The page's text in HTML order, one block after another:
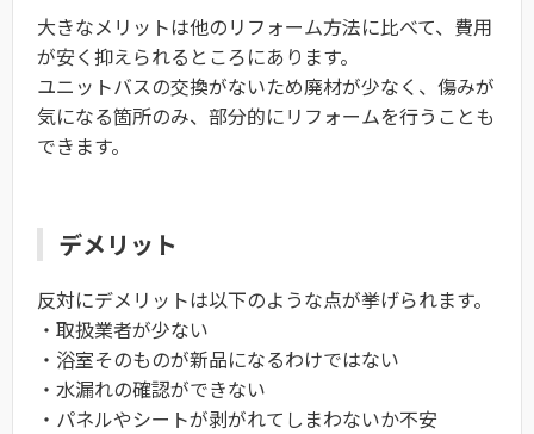
大きなメリットは他のリフォーム方法に比べて、費用
が安く抑えられるところにあります。
ユニットバスの交換がないため廃材が少なく、傷みが
気になる箇所のみ、部分的にリフォームを行うことも
できます。
デメリット
反対にデメリットは以下のような点が挙げられます。
・取扱業者が少ない
・浴室そのものが新品になるわけではない
・水漏れの確認ができない
・パネルやシートが剥がれてしまわないか不安